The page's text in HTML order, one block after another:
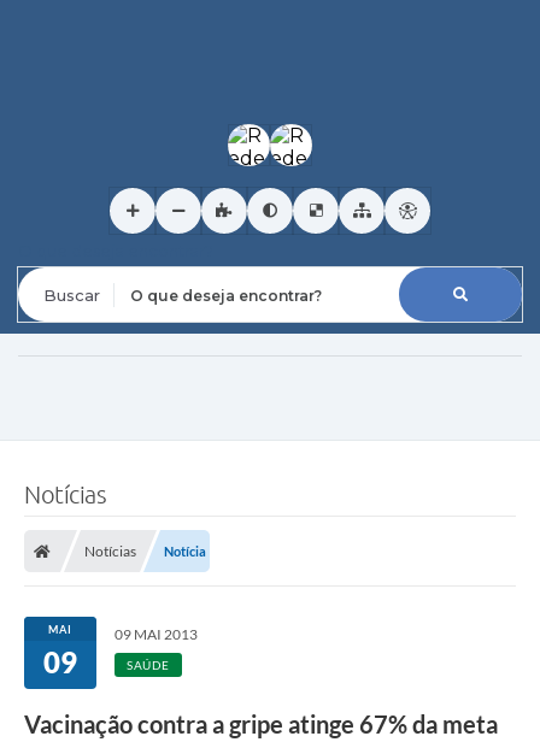
Notícias
Notícias Notícia
MAI
09
09 MAI 2013
SAÚDE
Vacinação contra a gripe atinge 67% da meta